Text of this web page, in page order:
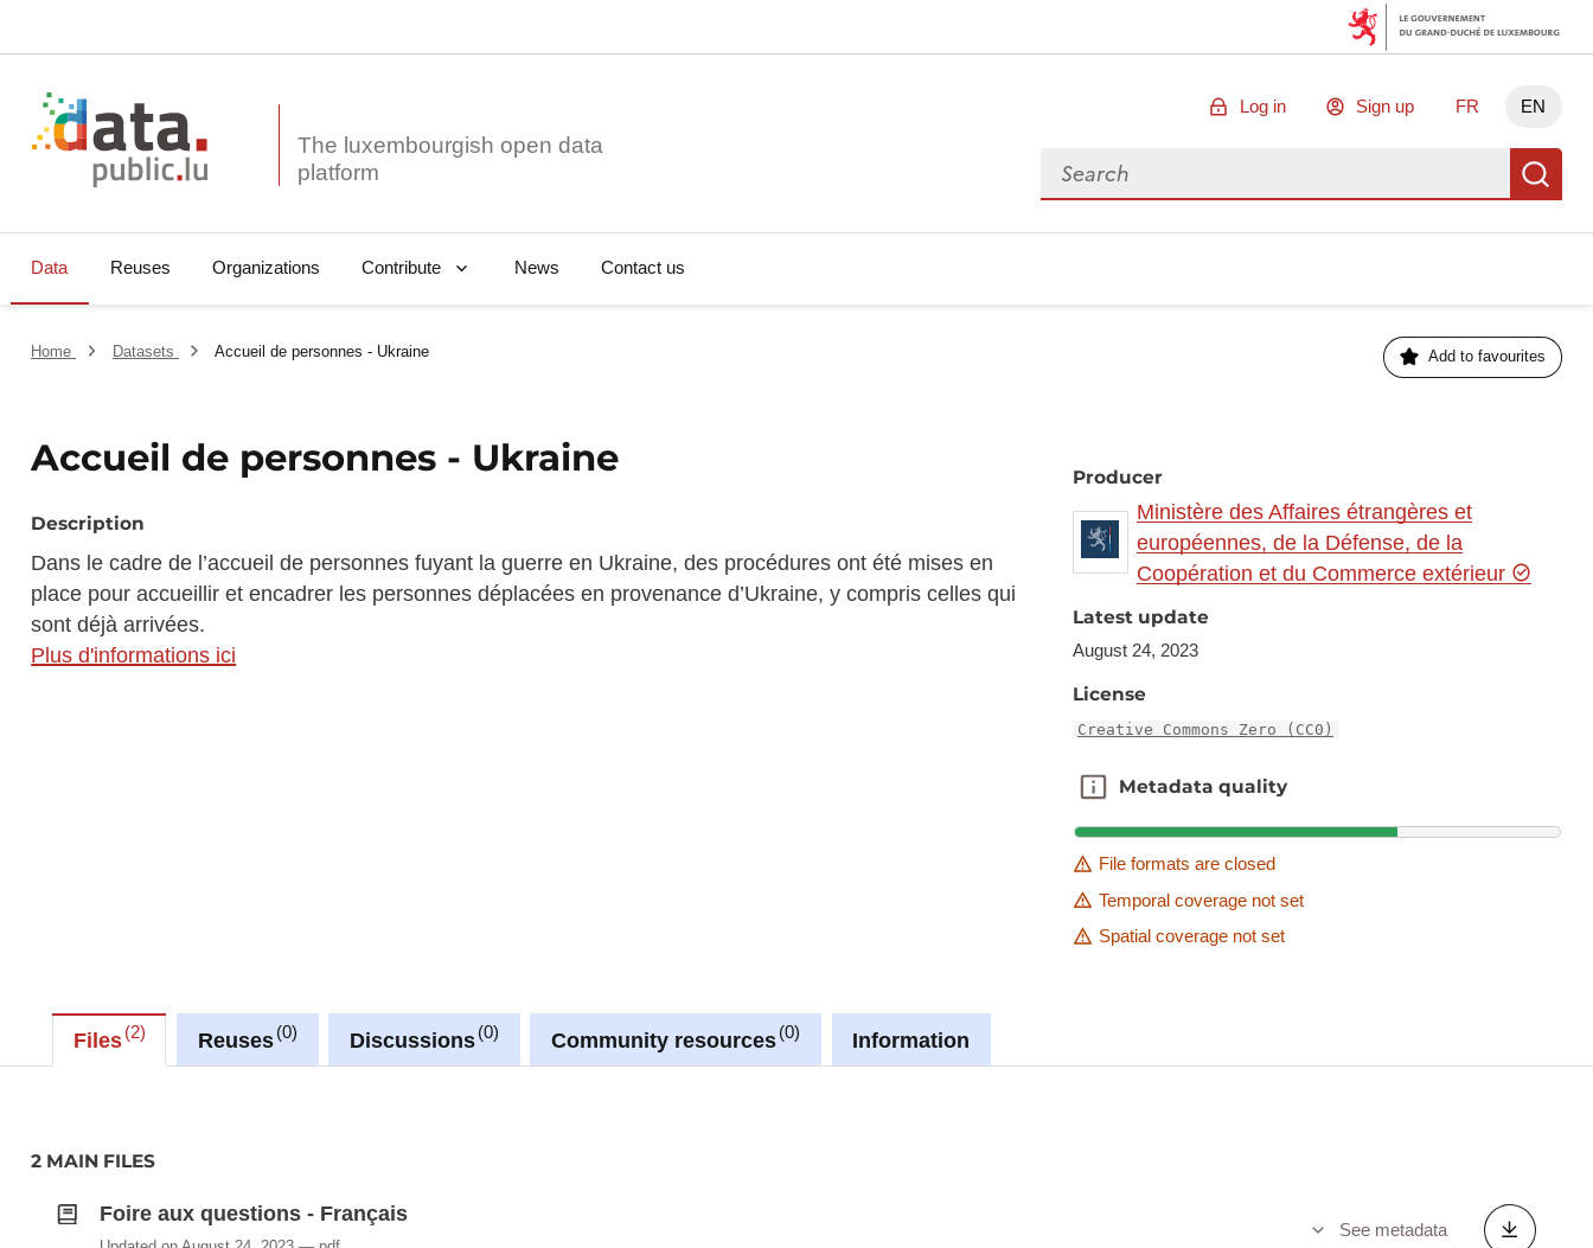
The luxembourgish open data
Log in Sign up FR EN
Search for data
Data Reuses Organizations Contribute News Contact us
Home Datasets Accueil de personnes - Ukraine Add to favourites
Accueil de personnes - Ukraine
Description
Dans le cadre de l’accueil de personnes fuyant la guerre en Ukraine, des procédures ont été mises en
place pour accueillir et encadrer les personnes déplacées en provenance d’Ukraine, y compris celles qui
sont déjà arrivées.
Plus d'informations ici
Producer
Ministère des Affaires étrangères et
européennes, de la Défense, de la
Coopération et du Commerce extérieur
Latest update
August 24, 2023
License
Creative Commons Zero (CC0)
Metadata quality
Metadata quality
File formats are closed
Temporal coverage not set
Spatial coverage not set
Files 2 Reuses 0 Discussions 0 Community resources 0 Information
2 MAIN FILES
Foire aux questions - Français
See metadata